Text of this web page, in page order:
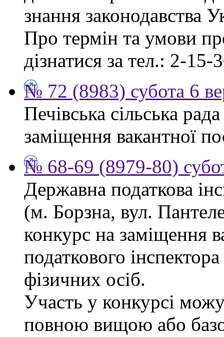
знання законодавства
Про термін та умови
дізнатися за тел.: 2-
№ 72 (8983) субота 6
Печівська сільська
заміщення вакантної
№ 68-69 (8979-80)
Державна податкова
(м. Борзна, вул.
конкурс на заміщення
податкового
фізичних осіб.
Участь у конкурсі
повною вищою або